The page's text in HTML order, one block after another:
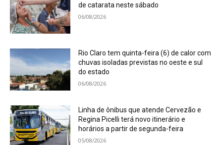
de catarata neste sábado
06/08/2026
Rio Claro tem quinta-feira (6) de calor com
chuvas isoladas previstas no oeste e sul
do estado
06/08/2026
Linha de ônibus que atende Cervezão e
Regina Picelli terá novo itinerário e
horários a partir de segunda-feira
05/08/2026